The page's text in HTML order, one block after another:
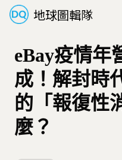
地球圖輯隊
eBay疫情年
成！解封時
的「報復性
麼？